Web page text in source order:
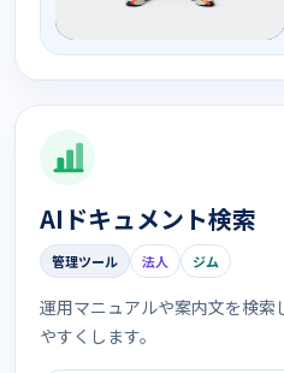
AIドキュメント検索
管理ツール 法人 ジム
運用マニュアルや案内文を検索
やすくします。